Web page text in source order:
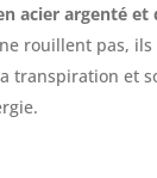
acier argenté et
rouillent pas, ils
transpiration et